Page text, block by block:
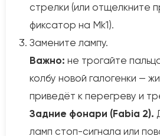
стрелки (или отщелкните
фиксатор на Mk1).
Замените лампу.
Важно: не трогайте
колбу новой галогенки —
приведёт к перегреву и
Задние фонари (Fabia 2).
ламп стоп-сигнала или